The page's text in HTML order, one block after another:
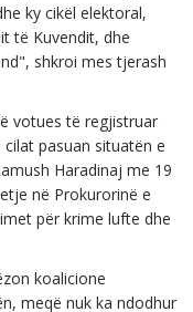
ky cikël elektoral,
të Kuvendit, dhe
shkroi mes tjerash
votues të regjistruar
pasuan situatën e
Haradinaj me 19
në Prokurorinë e
për krime lufte dhe
koalicione
meqë nuk ka ndodhur